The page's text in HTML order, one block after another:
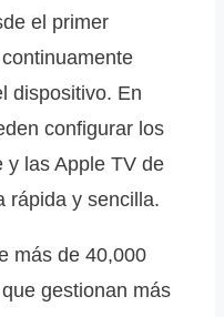
el primer
dispositivo. En
configurar los
y las Apple TV de
rápida y sencilla.
más de 40,000
gestionan más